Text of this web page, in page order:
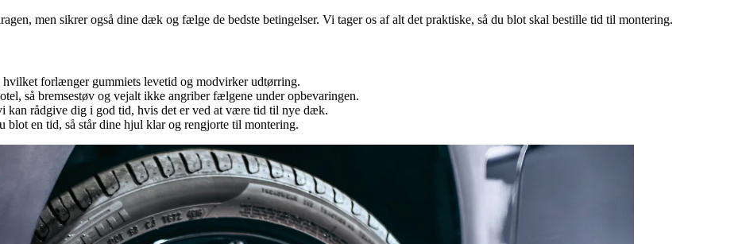
men sikrer også dine dæk og fælge de bedste betingelser. Vi tager os af alt det praktiske, så du blot skal bestille tid til montering.
forlænger gummiets levetid og modvirker udtørring.
så bremsestøv og vejalt ikke angriber fælgene under opbevaringen.
rådgive dig i god tid, hvis det er ved at være tid til nye dæk.
blot en tid, så står dine hjul klar og rengjorte til montering.